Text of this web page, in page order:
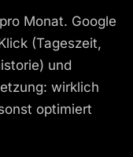
Monat. Google
(Tageszeit,
und
wirklich
optimiert